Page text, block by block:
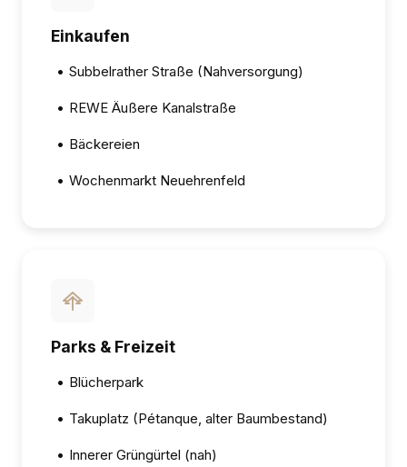
Einkaufen
• Subbelrather Straße (Nahversorgung)
• REWE Äußere Kanalstraße
• Bäckereien
• Wochenmarkt Neuehrenfeld
Parks & Freizeit
• Blücherpark
• Takuplatz (Pétanque, alter Baumbestand)
• Innerer Grüngürtel (nah)